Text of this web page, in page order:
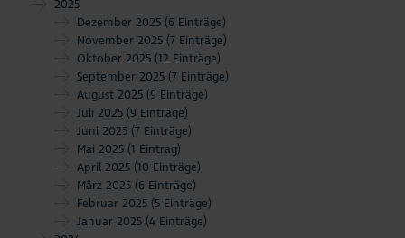
2025
Dezember 2025 (6 Einträge)
November 2025 (7 Einträge)
Oktober 2025 (12 Einträge)
September 2025 (7 Einträge)
August 2025 (9 Einträge)
Juli 2025 (9 Einträge)
Juni 2025 (7 Einträge)
Mai 2025 (1 Eintrag)
April 2025 (10 Einträge)
März 2025 (6 Einträge)
Februar 2025 (5 Einträge)
Januar 2025 (4 Einträge)